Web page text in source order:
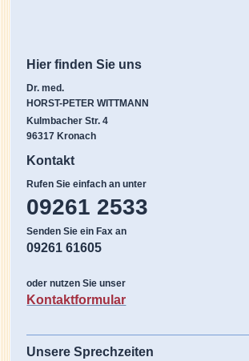
Hier finden Sie uns
Dr. med.
HORST-PETER WITTMANN
Kulmbacher Str. 4
96317 Kronach
Kontakt
Rufen Sie einfach an unter
09261 2533
Senden Sie ein Fax an
09261 61605
oder nutzen Sie unser
Kontaktformular
Unsere Sprechzeiten